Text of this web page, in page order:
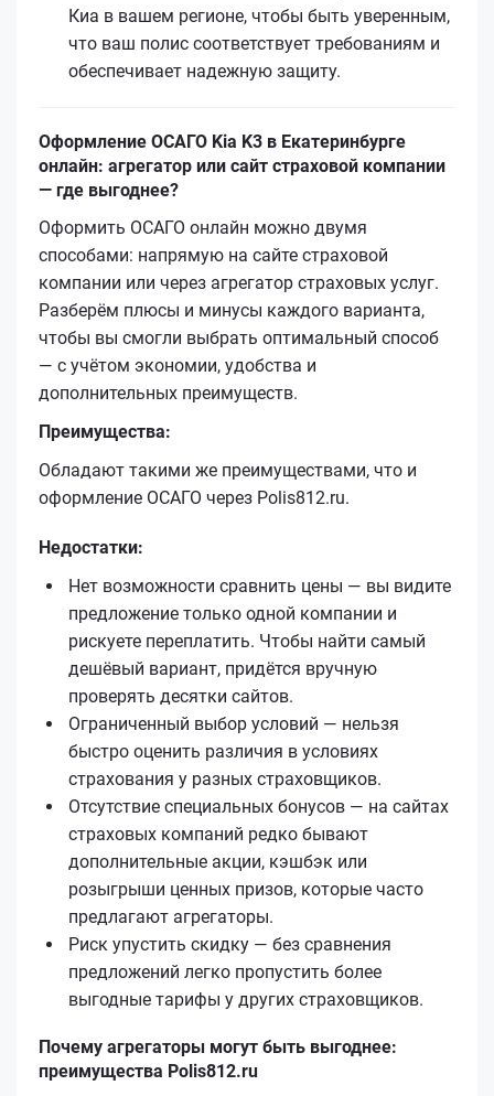
Киа в вашем регионе, чтобы быть уверенным,
что ваш полис соответствует требованиям и
обеспечивает надежную защиту.
Оформление ОСАГО Kia K3 в Екатеринбурге
онлайн: агрегатор или сайт страховой компании
— где выгоднее?
Оформить ОСАГО онлайн можно двумя
способами: напрямую на сайте страховой
компании или через агрегатор страховых услуг.
Разберём плюсы и минусы каждого варианта,
чтобы вы смогли выбрать оптимальный способ
— с учётом экономии, удобства и
дополнительных преимуществ.
Преимущества:
Обладают такими же преимуществами, что и
оформление ОСАГО через Polis812.ru.
Недостатки:
Нет возможности сравнить цены — вы видите
предложение только одной компании и
рискуете переплатить. Чтобы найти самый
дешёвый вариант, придётся вручную
проверять десятки сайтов.
Ограниченный выбор условий — нельзя
быстро оценить различия в условиях
страхования у разных страховщиков.
Отсутствие специальных бонусов — на сайтах
страховых компаний редко бывают
дополнительные акции, кэшбэк или
розыгрыши ценных призов, которые часто
предлагают агрегаторы.
Риск упустить скидку — без сравнения
предложений легко пропустить более
выгодные тарифы у других страховщиков.
Почему агрегаторы могут быть выгоднее:
преимущества Polis812.ru